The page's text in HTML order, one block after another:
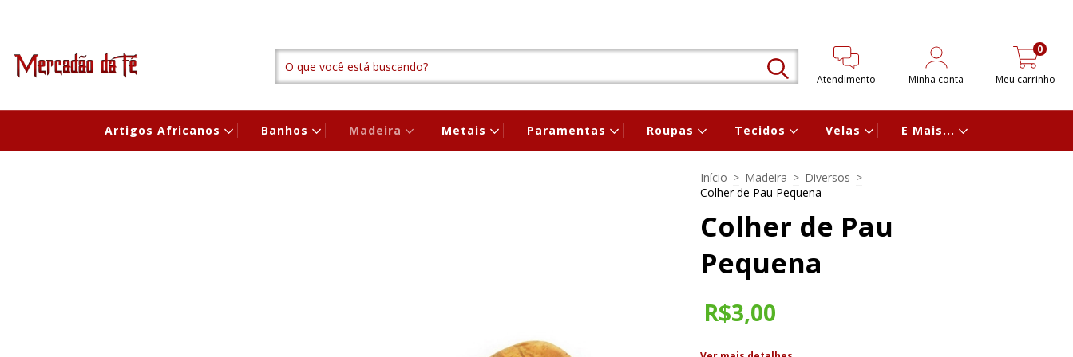
Atendimento Minha conta Meu carrinho
0
Artigos Africanos Banhos Madeira Metais Paramentas Roupas Tecidos Velas E Mais...
Início > Madeira > Diversos >
Colher de Pau Pequena
Colher de Pau
Pequena
R$3,00